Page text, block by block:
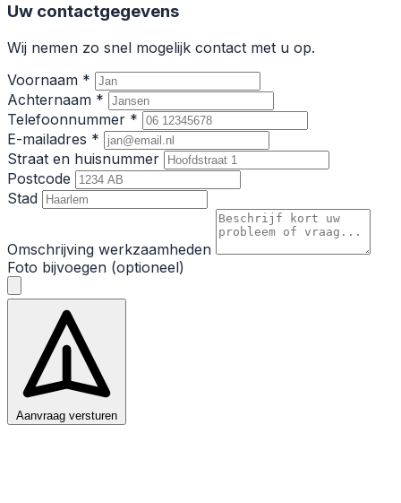
Uw contactgegevens
Wij nemen zo snel mogelijk contact met u op.
Voornaam *
Achternaam *
Telefoonnummer *
E-mailadres *
Straat en huisnummer
Postcode
Stad
Omschrijving werkzaamheden
Foto bijvoegen (optioneel)
Aanvraag versturen